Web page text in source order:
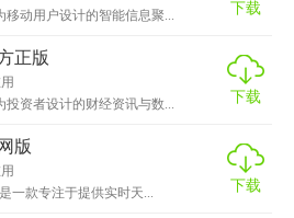
信息提炼成卡片形式，便于复习和
内搜索，快速定位到任何一条笔记
图片、音频、视频等多种格式的内
移动用户设计的智能信息聚...
下载
正版
投资者设计的财经资讯与数...
下载
版
一款专注于提供实时天...
下载